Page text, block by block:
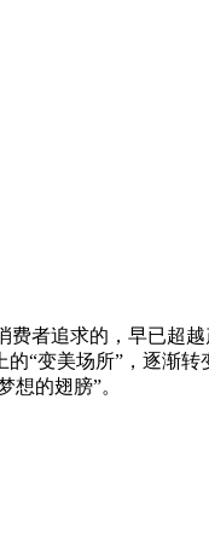
者追求的，早已超越
“变美场所”，逐渐
的翅膀”。